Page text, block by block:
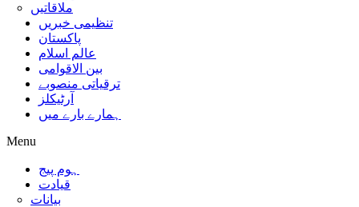
ملاقاتیں
تنظیمی خبریں
پاکستان
عالم اسلام
بین الاقوامی
ترقیاتی منصوبے
آرٹیکلز
ہمارے بارے میں
Menu
ہوم پیج
قیادت
بیانات